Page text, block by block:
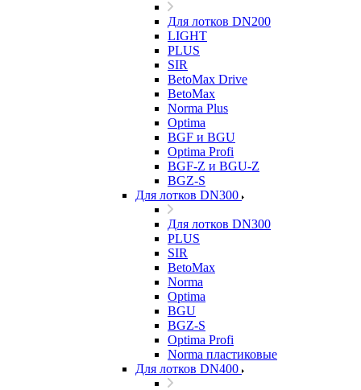
Для лотков DN200
LIGHT
PLUS
SIR
BetoMax Drive
BetoMax
Norma Plus
Optima
BGF и BGU
Optima Profi
BGF-Z и BGU-Z
BGZ-S
Для лотков DN300
Для лотков DN300
PLUS
SIR
BetoMax
Norma
Optima
BGU
BGZ-S
Optima Profi
Norma пластиковые
Для лотков DN400